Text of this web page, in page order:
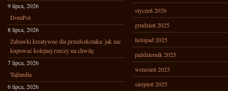
9 lipca, 2026
DomPol
8 lipca, 2026
Zabawki kreatywne dla przedszkolaka: jak nie
kupować kolejnej rzeczy na chwilę
7 lipca, 2026
Tajlandia
6 lipca, 2026
styczeń 2026
grudzień 2025
listopad 2025
październik 2025
wrzesień 2025
sierpień 2025